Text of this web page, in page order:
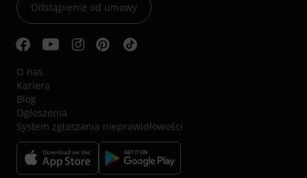
Odstąpienie od umowy
O nas
Kariera
Blog
Ogłoszenia
System zgłaszania nieprawidłowości